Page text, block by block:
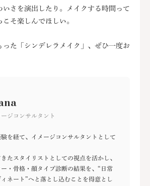
いさを演出したり。メイクする時間って
そ楽しんでほしい。
った「シンデレラメイク」、ぜひ一度お
ージコンサルタント
を経て、イメージコンサルタントとして
たスタイリストとしての視点を活かし、
・骨格・顔タイプ診断の結果を、“日常
ネート”へと落とし込むことを得意とし